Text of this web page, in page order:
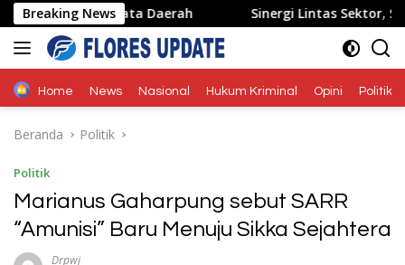
Langsung
ke
konten
Breaking News
Pariwisata Daerah Sinergi Lintas Sektor, Satlantas
Home News Nasional Hukum Kriminal Opini Politik
Beranda Politik
Politik
Marianus Gaharpung sebut SARR
“Amunisi” Baru Menuju Sikka Sejahtera
Drpwj